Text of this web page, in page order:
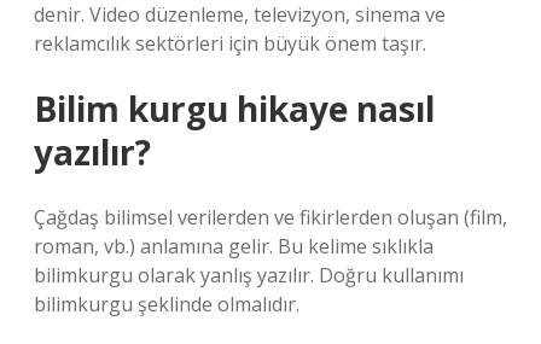
denir. Video düzenleme, televizyon, sinema ve
reklamcılık sektörleri için büyük önem taşır.
Bilim kurgu hikaye nasıl
yazılır?
Çağdaş bilimsel verilerden ve fikirlerden oluşan (film,
roman, vb.) anlamına gelir. Bu kelime sıklıkla
bilimkurgu olarak yanlış yazılır. Doğru kullanımı
bilimkurgu şeklinde olmalıdır.